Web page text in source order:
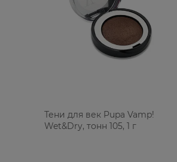
Тени для век Pupa Vamp!
Wet&Dry, тонн 105, 1 г